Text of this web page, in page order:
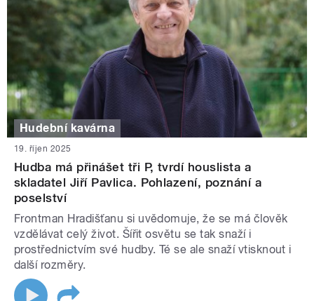
Hudební kavárna
19. říjen 2025
Hudba má přinášet tři P, tvrdí houslista a
skladatel Jiří Pavlica. Pohlazení, poznání a
poselství
Frontman Hradišťanu si uvědomuje, že se má člověk
vzdělávat celý život. Šířit osvětu se tak snaží i
prostřednictvím své hudby. Té se ale snaží vtisknout i
další rozměry.